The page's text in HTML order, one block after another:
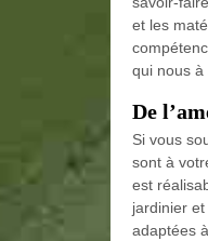
et les
qui nous
De
Si vous
sont à
est
jardinier
adaptées